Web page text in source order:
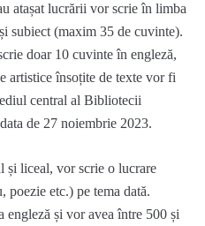
atașat lucrării vor scrie în limba
subiect (maxim 35 de cuvinte).
doar 10 cuvinte în engleză,
artistice însoțite de texte vor fi
central al Bibliotecii
de 27 noiembrie 2023.
liceal, vor scrie o lucrare
poezie etc.) pe tema dată.
și vor avea între 500 și